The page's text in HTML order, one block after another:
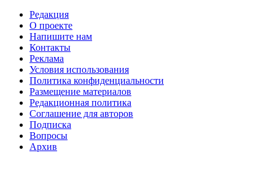
Редакция
О проекте
Напишите нам
Контакты
Реклама
Условия использования
Политика конфиденциальности
Размещение материалов
Редакционная политика
Соглашение для авторов
Подписка
Вопросы
Архив